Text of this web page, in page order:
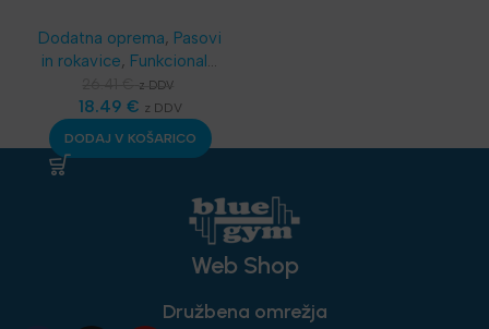
Dodatna oprema, Pasovi
in rokavice, Funkcionalni
,SKLZ
Funkcionalni trening
Najnovejša oprema
z DDV
18.49 € z DDV
DODAJ V KOŠARICO
Web Shop
Družbena omrežja